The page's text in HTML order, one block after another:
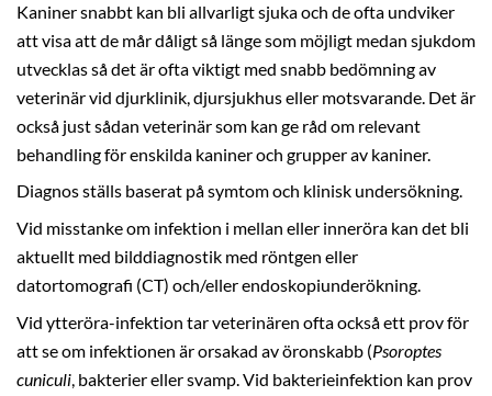
Kaniner snabbt kan bli allvarligt sjuka och de ofta undviker
att visa att de mår dåligt så länge som möjligt medan sjukdom
utvecklas så det är ofta viktigt med snabb bedömning av
veterinär vid djurklinik, djursjukhus eller motsvarande. Det är
också just sådan veterinär som kan ge råd om relevant
behandling för enskilda kaniner och grupper av kaniner.
Diagnos ställs baserat på symtom och klinisk undersökning.
Vid misstanke om infektion i mellan eller inneröra kan det bli
aktuellt med bilddiagnostik med röntgen eller
datortomografi (CT) och/eller endoskopiunderökning.
Vid ytteröra-infektion tar veterinären ofta också ett prov för
att se om infektionen är orsakad av öronskabb (Psoroptes
cuniculi, bakterier eller svamp. Vid bakterieinfektion kan prov